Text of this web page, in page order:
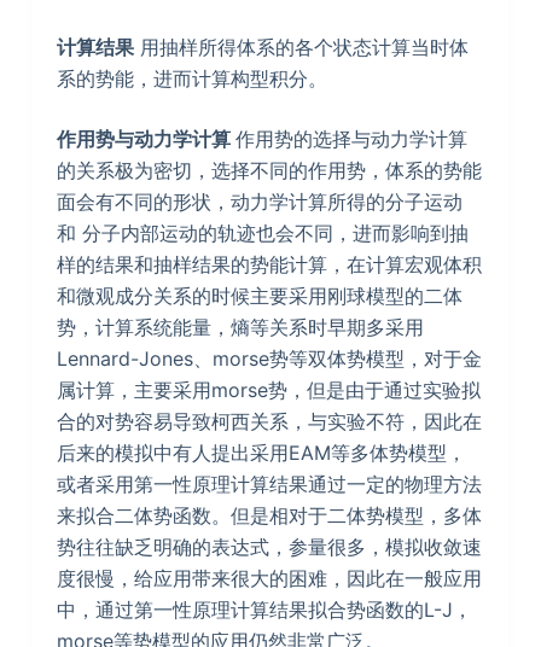
计算结果用抽样所得体系的各个状态计算当时体
系的势能，进而计算构型积分。
作用势与动力学计算 作用势的选择与动力学计算
的关系极为密切，选择不同的作用势，体系的势能
面会有不同的形状，动力学计算所得的分子运动
和 分子内部运动的轨迹也会不同，进而影响到抽
样的结果和抽样结果的势能计算，在计算宏观体积
和微观成分关系的时候主要采用刚球模型的二体
势，计算系统能量，熵等关系时早期多采用
Lennard-Jones、morse势等双体势模型，对于金
属计算，主要采用morse势，但是由于通过实验拟
合的对势容易导致柯西关系，与实验不符，因此在
后来的模拟中有人提出采用EAM等多体势模型，
或者采用第一性原理计算结果通过一定的物理方法
来拟合二体势函数。但是相对于二体势模型，多体
势往往缺乏明确的表达式，参量很多，模拟收敛速
度很慢，给应用带来很大的困难，因此在一般应用
中，通过第一性原理计算结果拟合势函数的L-J，
morse等势模型的应用仍然非常广泛。